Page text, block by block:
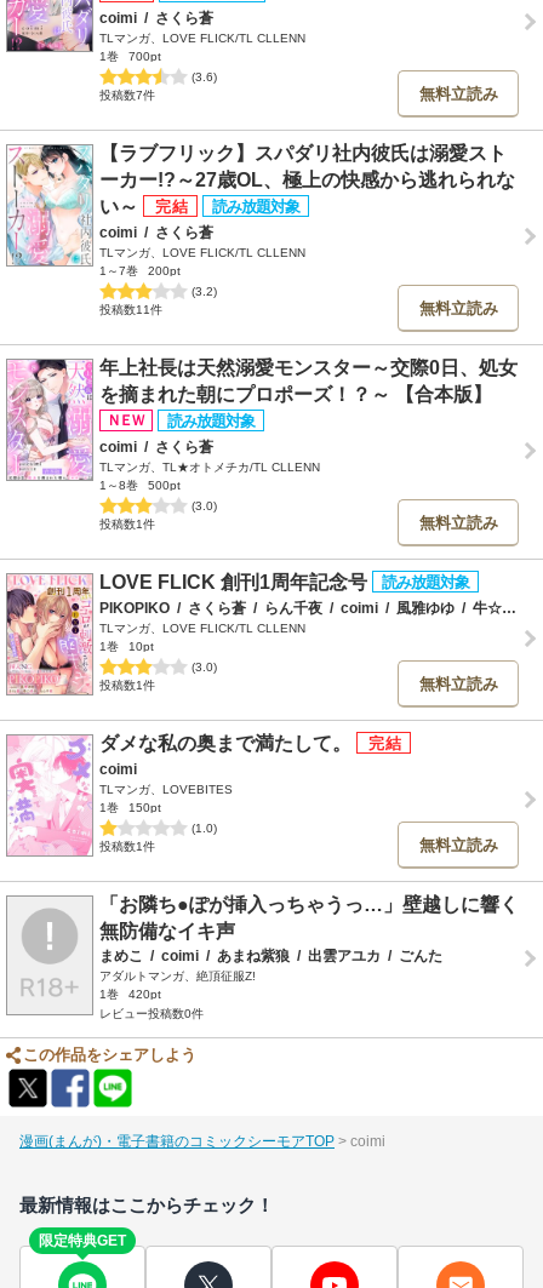
coimi / さくら蒼
TLマンガ、LOVE FLICK/TL CLLENN
1巻
700pt
(3.6)
投稿数7件
無料立読み
【ラブフリック】スパダリ社内彼氏は溺愛スト
ーカー!?～27歳OL、極上の快感から逃れられな
い～
coimi / さくら蒼
TLマンガ、LOVE FLICK/TL CLLENN
1～7巻
200pt
(3.2)
投稿数11件
無料立読み
年上社長は天然溺愛モンスター～交際0日、処女
を摘まれた朝にプロポーズ！？～ 【合本版】
coimi / さくら蒼
TLマンガ、TL★オトメチカ/TL CLLENN
1～8巻
500pt
(3.0)
投稿数1件
無料立読み
LOVE FLICK 創刊1周年記念号
PIKOPIKO / さくら蒼 / らん千夜 / coimi / 風雅ゆゆ / 牛☆丼子
TLマンガ、LOVE FLICK/TL CLLENN
1巻
10pt
(3.0)
投稿数1件
無料立読み
ダメな私の奥まで満たして。
coimi
TLマンガ、LOVEBITES
1巻
150pt
(1.0)
投稿数1件
無料立読み
「お隣ち●ぽが挿入っちゃうっ…」壁越しに響く
無防備なイキ声
まめこ / coimi / あまね紫狼 / 出雲アユカ / ごんた
アダルトマンガ、絶頂征服Z!
1巻
420pt
レビュー投稿数0件
この作品をシェアしよう
漫画(まんが)・電子書籍のコミックシーモアTOP coimi
最新情報はここからチェック！
限定特典GET